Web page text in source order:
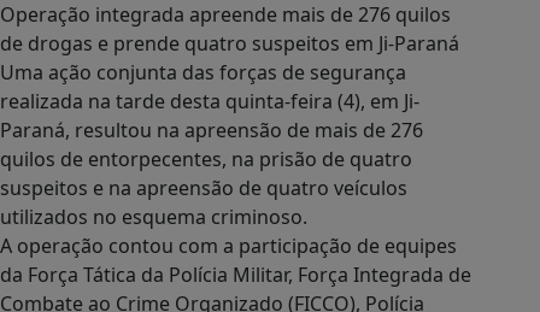
Operação integrada apreende mais de 276 quilos
de drogas e prende quatro suspeitos em Ji-Paraná
Uma ação conjunta das forças de segurança
realizada na tarde desta quinta-feira (4), em Ji-
Paraná, resultou na apreensão de mais de 276
quilos de entorpecentes, na prisão de quatro
suspeitos e na apreensão de quatro veículos
utilizados no esquema criminoso.
A operação contou com a participação de equipes
da Força Tática da Polícia Militar, Força Integrada de
Combate ao Crime Organizado (FICCO), Polícia